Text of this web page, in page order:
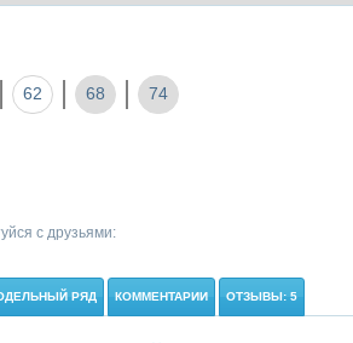
62 68 74
с друзьями:
РЯД КОММЕНТАРИИ ОТЗЫВЫ: 5